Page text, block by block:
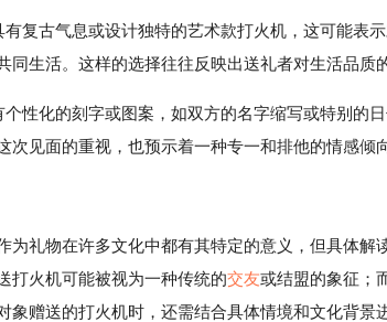
古气息或设计独特的艺术款打火机，这可能表
同生活。这样的选择往往反映出送礼者对生活品质
性化的刻字或图案，如双方的名字缩写或特别的
次见面的重视，也预示着一种专一和排他的情感倾向
为礼物在许多文化中都有其特定的意义，但具体解
打火机可能被视为一种传统的交友或结盟的象征；
象赠送的打火机时，还需结合具体情境和文化背景